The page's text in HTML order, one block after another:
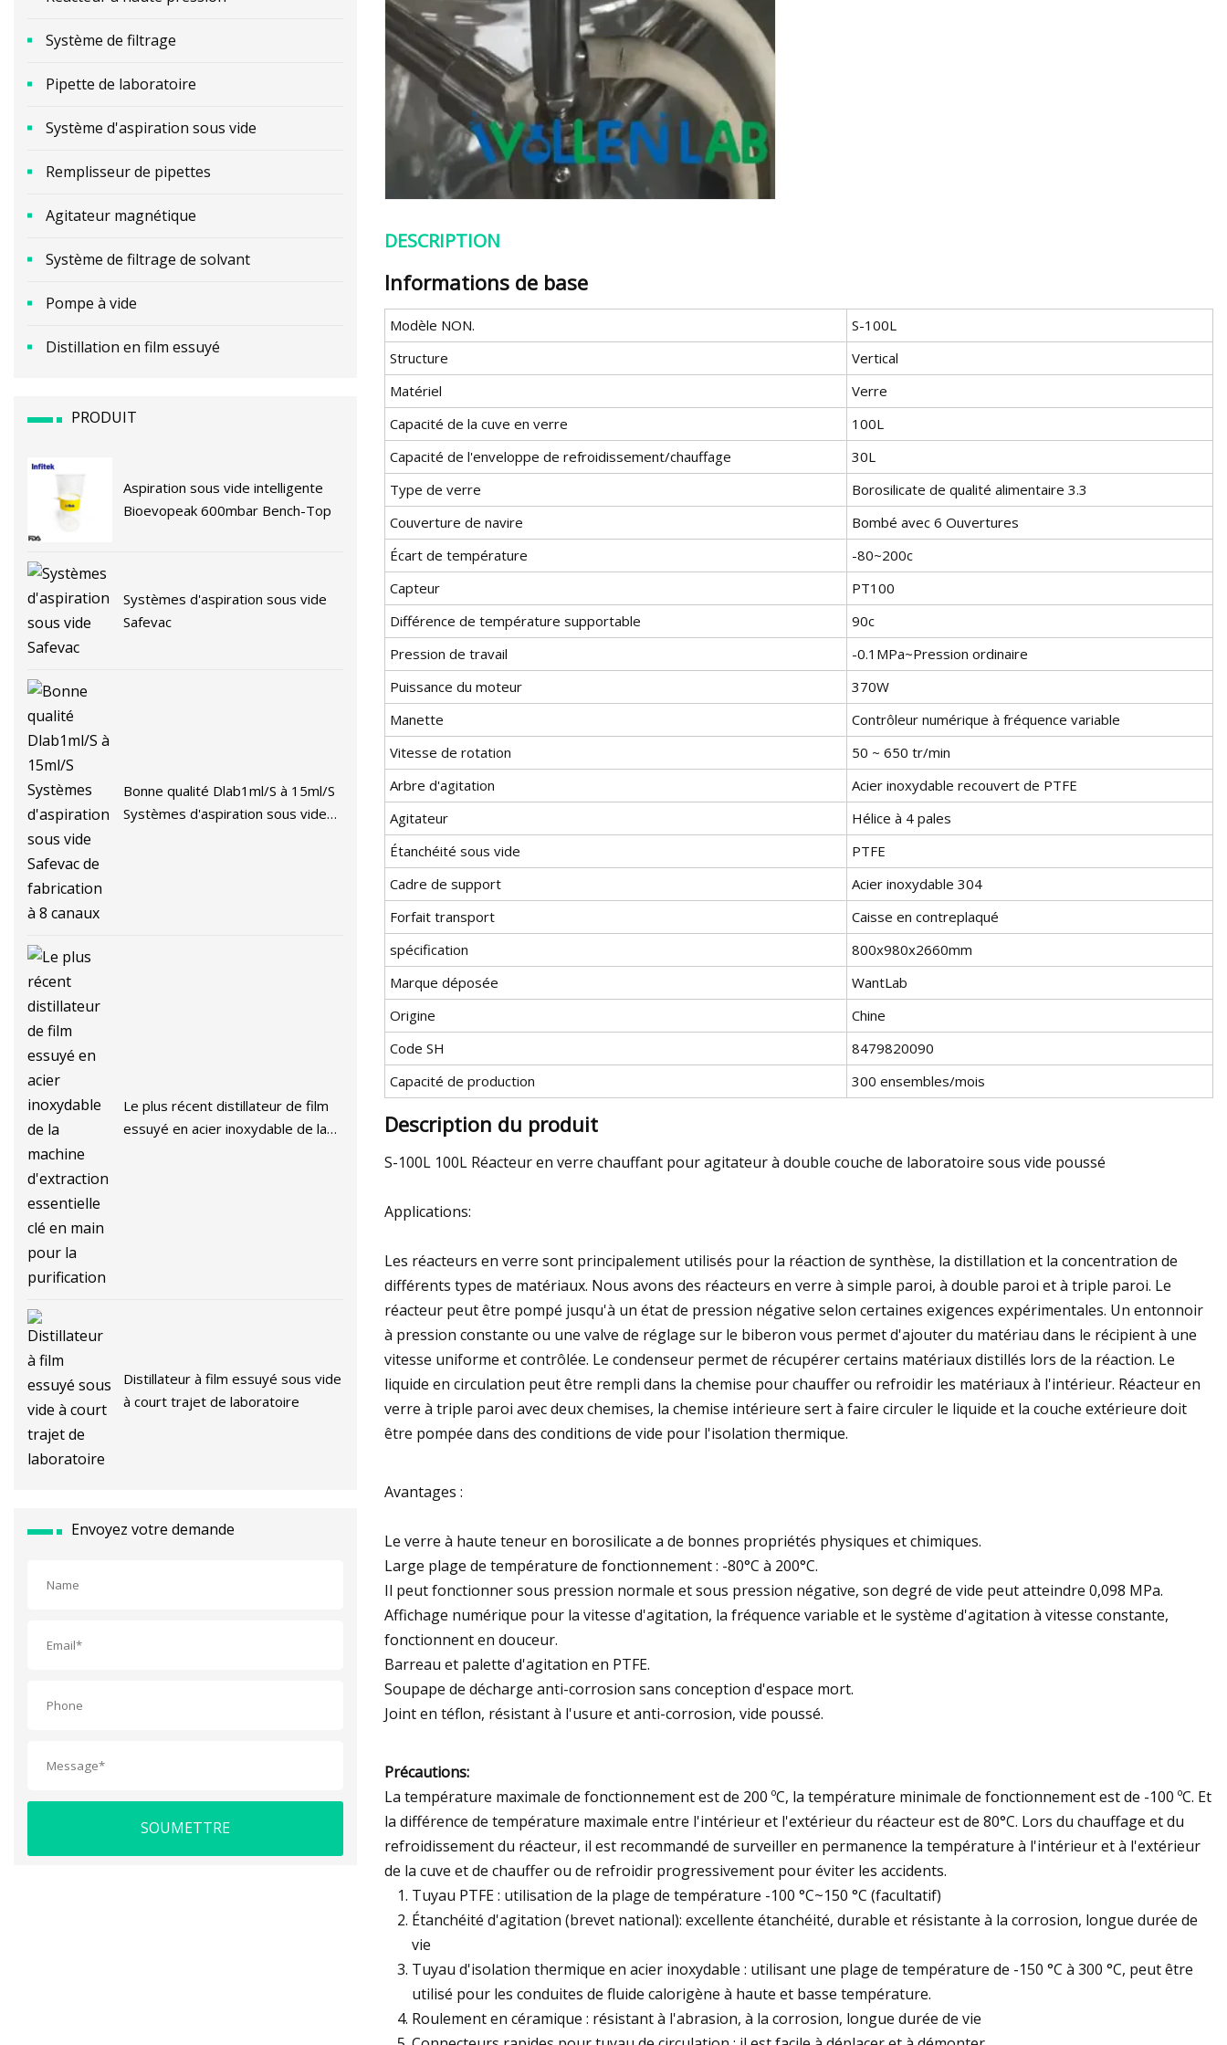
Système de filtrage
Pipette de laboratoire
Système d'aspiration sous vide
Remplisseur de pipettes
Agitateur magnétique
Système de filtrage de solvant
Pompe à vide
Distillation en film essuyé
PRODUIT
Aspiration sous vide intelligente
Bioevopeak 600mbar Bench-Top
Systèmes d'aspiration sous vide
Safevac
Bonne qualité Dlab1ml/S à 15ml/S
Systèmes d'aspiration sous vide
Le plus récent distillateur de film
essuyé en acier inoxydable de la
Distillateur à film essuyé sous vide
à court trajet de laboratoire
Envoyez votre demande
SOUMETTRE
DESCRIPTION
Informations de base
Modèle NON.
S-100L
Structure
Vertical
Matériel
Verre
Capacité de la cuve en verre
100L
Capacité de l'enveloppe de refroidissement/chauffage
30L
Type de verre
Borosilicate de qualité alimentaire 3.3
Couverture de navire
Bombé avec 6 Ouvertures
Écart de température
-80~200c
Capteur
PT100
Différence de température supportable
90c
Pression de travail
-0.1MPa~Pression ordinaire
Puissance du moteur
370W
Manette
Contrôleur numérique à fréquence variable
Vitesse de rotation
50 ~ 650 tr/min
Arbre d'agitation
Acier inoxydable recouvert de PTFE
Agitateur
Hélice à 4 pales
Étanchéité sous vide
PTFE
Cadre de support
Acier inoxydable 304
Forfait transport
Caisse en contreplaqué
spécification
800x980x2660mm
Marque déposée
WantLab
Origine
Chine
Code SH
8479820090
Capacité de production
300 ensembles/mois
Description du produit
S-100L 100L Réacteur en verre chauffant pour agitateur à double couche de laboratoire sous vide poussé
Applications:
Les réacteurs en verre sont principalement utilisés pour la réaction de synthèse, la distillation et la concentration de
différents types de matériaux. Nous avons des réacteurs en verre à simple paroi, à double paroi et à triple paroi. Le
réacteur peut être pompé jusqu'à un état de pression négative selon certaines exigences expérimentales. Un entonnoir
à pression constante ou une valve de réglage sur le biberon vous permet d'ajouter du matériau dans le récipient à une
vitesse uniforme et contrôlée. Le condenseur permet de récupérer certains matériaux distillés lors de la réaction. Le
liquide en circulation peut être rempli dans la chemise pour chauffer ou refroidir les matériaux à l'intérieur. Réacteur en
verre à triple paroi avec deux chemises, la chemise intérieure sert à faire circuler le liquide et la couche extérieure doit
être pompée dans des conditions de vide pour l'isolation thermique.
Avantages :
Le verre à haute teneur en borosilicate a de bonnes propriétés physiques et chimiques.
Large plage de température de fonctionnement : -80°C à 200°C.
Il peut fonctionner sous pression normale et sous pression négative, son degré de vide peut atteindre 0,098 MPa.
Affichage numérique pour la vitesse d'agitation, la fréquence variable et le système d'agitation à vitesse constante,
fonctionnent en douceur.
Barreau et palette d'agitation en PTFE.
Soupape de décharge anti-corrosion sans conception d'espace mort.
Joint en téflon, résistant à l'usure et anti-corrosion, vide poussé.
Précautions:
La température maximale de fonctionnement est de 200 ºC, la température minimale de fonctionnement est de -100 ºC. Et
la différence de température maximale entre l'intérieur et l'extérieur du réacteur est de 80°C. Lors du chauffage et du
refroidissement du réacteur, il est recommandé de surveiller en permanence la température à l'intérieur et à l'extérieur
de la cuve et de chauffer ou de refroidir progressivement pour éviter les accidents.
Tuyau PTFE : utilisation de la plage de température -100 °C~150 °C (facultatif)
Étanchéité d'agitation (brevet national): excellente étanchéité, durable et résistante à la corrosion, longue durée de
vie
Tuyau d'isolation thermique en acier inoxydable : utilisant une plage de température de -150 °C à 300 °C, peut être
utilisé pour les conduites de fluide calorigène à haute et basse température.
Roulement en céramique : résistant à l'abrasion, à la corrosion, longue durée de vie